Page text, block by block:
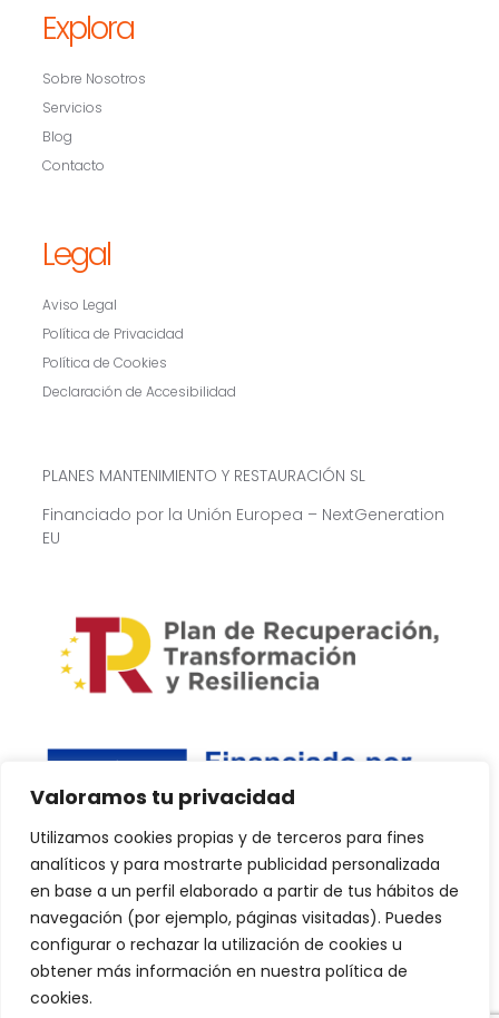
Valoramos tu privacidad
Utilizamos cookies propias y de terceros para fines
analíticos y para mostrarte publicidad personalizada
en base a un perfil elaborado a partir de tus hábitos de
navegación (por ejemplo, páginas visitadas). Puedes
configurar o rechazar la utilización de cookies u
obtener más información en nuestra política de
cookies.
Explora
Sobre Nosotros
Servicios
Blog
Contacto
Legal
Aviso Legal
Política de Privacidad
Política de Cookies
Declaración de Accesibilidad
PLANES MANTENIMIENTO Y RESTAURACIÓN SL
Financiado por la Unión Europea – NextGeneration
EU
Copyright © 2024 PlanDPlus. Todos los derechos reservados.
Web realizada por Kvilar Agencia&Marketing.